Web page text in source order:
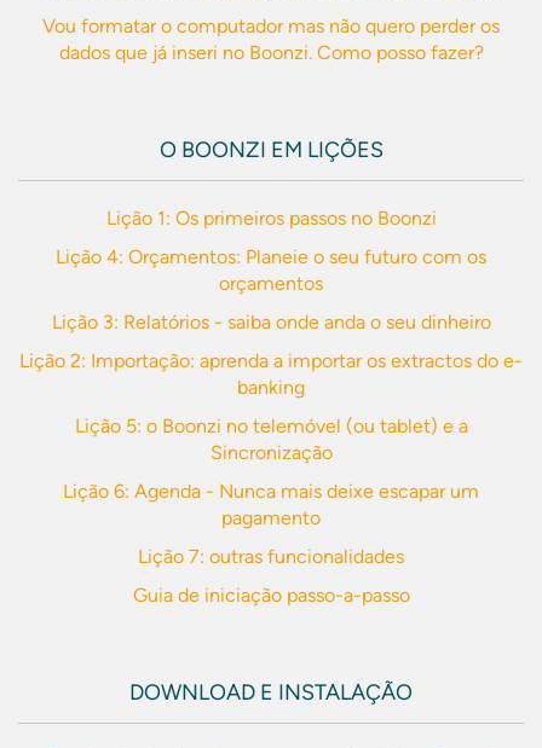
Vou formatar o computador mas não quero perder os
dados que já inseri no Boonzi. Como posso fazer?
O BOONZI EM LIÇÕES
Lição 1: Os primeiros passos no Boonzi
Lição 4: Orçamentos: Planeie o seu futuro com os
orçamentos
Lição 3: Relatórios - saiba onde anda o seu dinheiro
Lição 2: Importação: aprenda a importar os extractos do e-
banking
Lição 5: o Boonzi no telemóvel (ou tablet) e a
Sincronização
Lição 6: Agenda - Nunca mais deixe escapar um
pagamento
Lição 7: outras funcionalidades
Guia de iniciação passo-a-passo
DOWNLOAD E INSTALAÇÃO